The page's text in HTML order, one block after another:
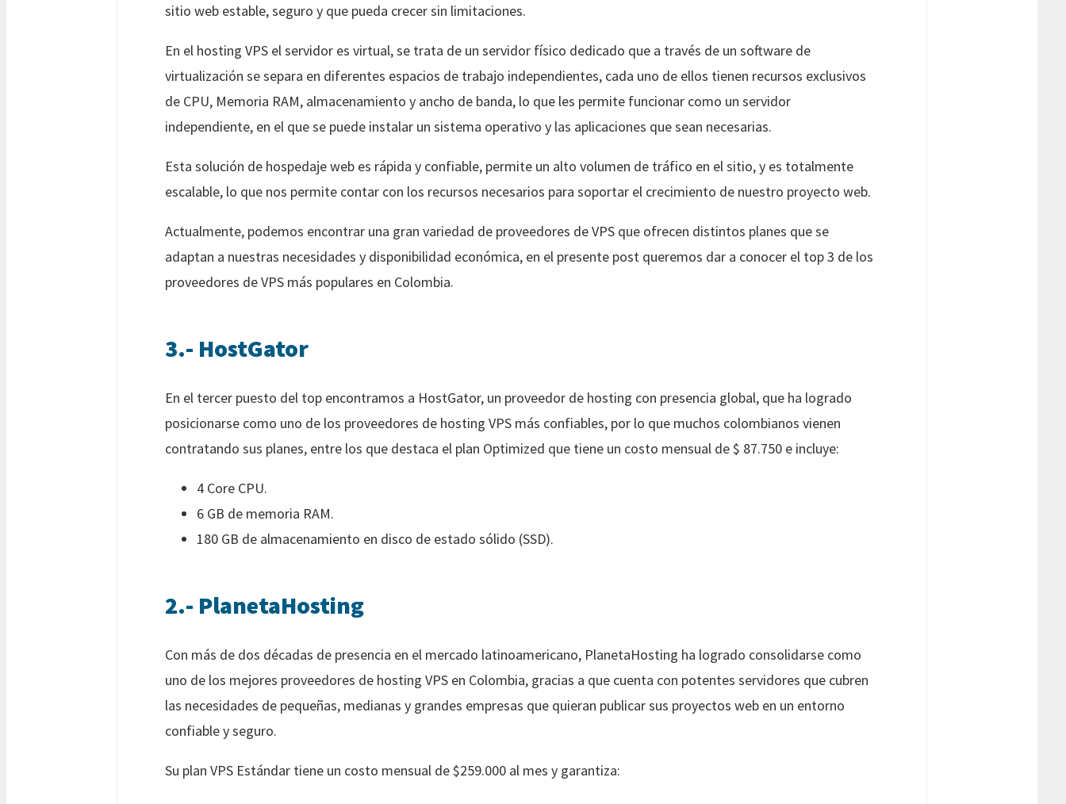
sitio web estable, seguro y que pueda crecer sin limitaciones.
En el hosting VPS el servidor es virtual, se trata de un servidor físico dedicado que a través de un software de
virtualización se separa en diferentes espacios de trabajo independientes, cada uno de ellos tienen recursos exclusivos
de CPU, Memoria RAM, almacenamiento y ancho de banda, lo que les permite funcionar como un servidor
independiente, en el que se puede instalar un sistema operativo y las aplicaciones que sean necesarias.
Esta solución de hospedaje web es rápida y confiable, permite un alto volumen de tráfico en el sitio, y es totalmente
escalable, lo que nos permite contar con los recursos necesarios para soportar el crecimiento de nuestro proyecto web.
Actualmente, podemos encontrar una gran variedad de proveedores de VPS que ofrecen distintos planes que se
adaptan a nuestras necesidades y disponibilidad económica, en el presente post queremos dar a conocer el top 3 de los
proveedores de VPS más populares en Colombia.
3.- HostGator
En el tercer puesto del top encontramos a HostGator, un proveedor de hosting con presencia global, que ha logrado
posicionarse como uno de los proveedores de hosting VPS más confiables, por lo que muchos colombianos vienen
contratando sus planes, entre los que destaca el plan Optimized que tiene un costo mensual de $ 87.750 e incluye:
4 Core CPU.
6 GB de memoria RAM.
180 GB de almacenamiento en disco de estado sólido (SSD).
2.- PlanetaHosting
Con más de dos décadas de presencia en el mercado latinoamericano, PlanetaHosting ha logrado consolidarse como
uno de los mejores proveedores de hosting VPS en Colombia, gracias a que cuenta con potentes servidores que cubren
las necesidades de pequeñas, medianas y grandes empresas que quieran publicar sus proyectos web en un entorno
confiable y seguro.
Su plan VPS Estándar tiene un costo mensual de $259.000 al mes y garantiza: